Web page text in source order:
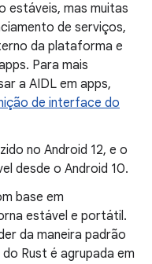
estáveis, mas muitas
de serviços,
da plataforma e
Para mais
a AIDL em apps,
de interface do
no Android 12, e o
desde o Android 10.
base em
estável e portátil.
da maneira padrão
Rust é agrupada em